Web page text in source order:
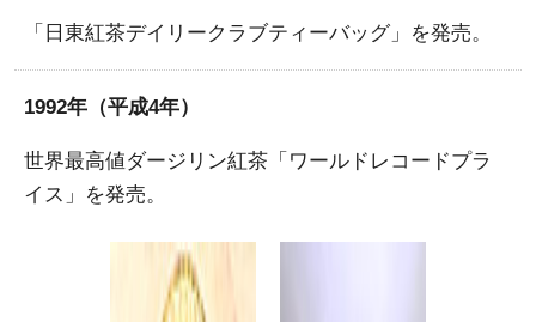
「日東紅茶デイリークラブティーバッグ」を発売。
1992年（平成4年）
世界最高値ダージリン紅茶「ワールドレコードプラ
イス」を発売。